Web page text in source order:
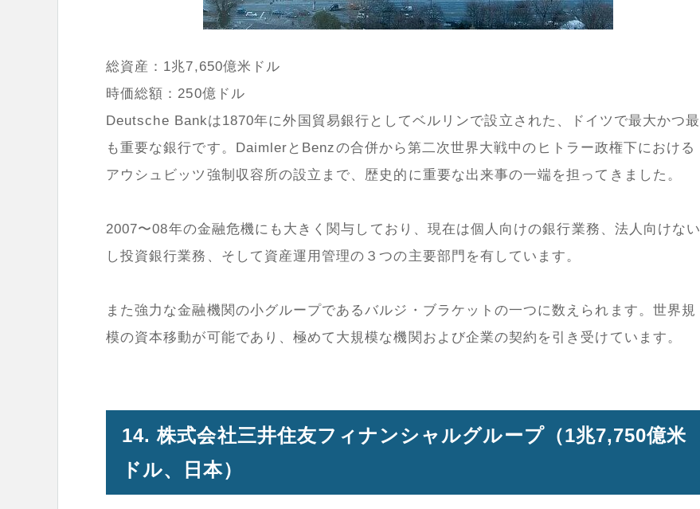
総資産：1兆7,650億米ドル
時価総額：250億ドル
Deutsche Bankは1870年に外国貿易銀行としてベルリンで設立された、ドイツで最大かつ最
も重要な銀行です。DaimlerとBenzの合併から第二次世界大戦中のヒトラー政権下における
アウシュビッツ強制収容所の設立まで、歴史的に重要な出来事の一端を担ってきました。
2007〜08年の金融危機にも大きく関与しており、現在は個人向けの銀行業務、法人向けない
し投資銀行業務、そして資産運用管理の３つの主要部門を有しています。
また強力な金融機関の小グループであるバルジ・ブラケットの一つに数えられます。世界規
模の資本移動が可能であり、極めて大規模な機関および企業の契約を引き受けています。
14. 株式会社三井住友フィナンシャルグループ（1兆7,750億米
ドル、日本）